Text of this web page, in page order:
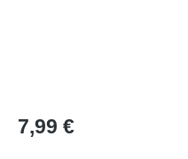
Regulärer Preis:
7,99 €